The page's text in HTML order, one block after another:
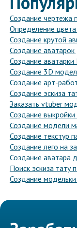
Создание чертежа
Определение
Создание крутой
Создание
Создание аватарки
Создание 3D
Создание арт-
Создание эскиза
Заказать vtuber
Создание
Создание модели
Создание текстур
Создание лего на
Создание аватара
Поиск эскиза тату
Создание